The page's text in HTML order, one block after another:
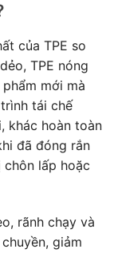
của TPE so
TPE nóng
mới mà
tái chế
khác hoàn toàn
đã đóng rắn
lấp hoặc
rãnh chạy và
giảm